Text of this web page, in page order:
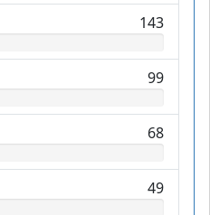
143
99
68
49